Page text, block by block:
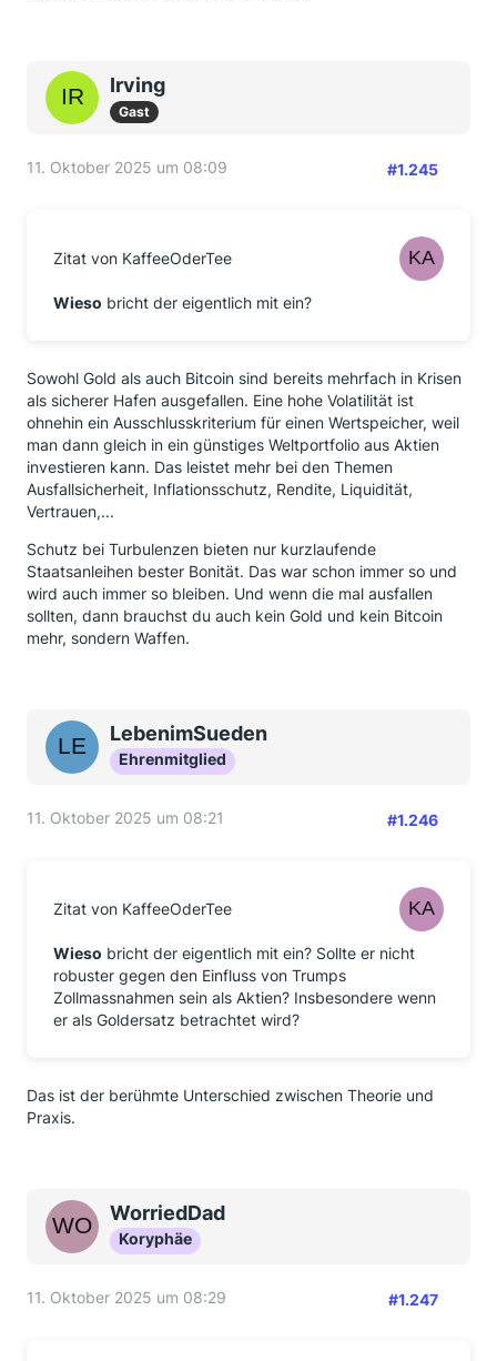
Irving
Gast
11. Oktober 2025 um 08:09 #1.245
Zitat von KaffeeOderTee
Wieso bricht der eigentlich mit ein?
Sowohl Gold als auch Bitcoin sind bereits mehrfach in Krisen
als sicherer Hafen ausgefallen. Eine hohe Volatilität ist
ohnehin ein Ausschlusskriterium für einen Wertspeicher, weil
man dann gleich in ein günstiges Weltportfolio aus Aktien
investieren kann. Das leistet mehr bei den Themen
Ausfallsicherheit, Inflationsschutz, Rendite, Liquidität,
Vertrauen,...
Schutz bei Turbulenzen bieten nur kurzlaufende
Staatsanleihen bester Bonität. Das war schon immer so und
wird auch immer so bleiben. Und wenn die mal ausfallen
sollten, dann brauchst du auch kein Gold und kein Bitcoin
mehr, sondern Waffen.
LebenimSueden
Ehrenmitglied
11. Oktober 2025 um 08:21 #1.246
Zitat von KaffeeOderTee
Wieso bricht der eigentlich mit ein? Sollte er nicht
robuster gegen den Einfluss von Trumps
Zollmassnahmen sein als Aktien? Insbesondere wenn
er als Goldersatz betrachtet wird?
Das ist der berühmte Unterschied zwischen Theorie und
Praxis.
WorriedDad
Koryphäe
11. Oktober 2025 um 08:29 #1.247